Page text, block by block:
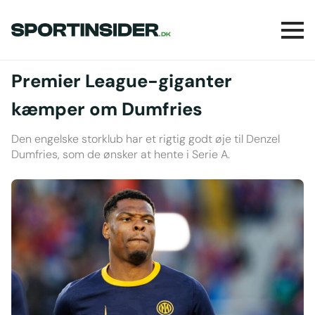
Premier League-giganter
kæmper om Dumfries
Den engelske storklub har et rigtig godt øje til Denzel
Dumfries, som de ønsker at hente i Serie A.